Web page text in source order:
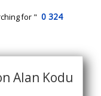
for " 0 324
Alan Kodu